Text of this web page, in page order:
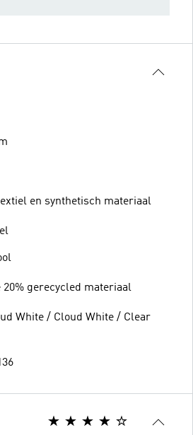
en synthetisch materiaal
20% gerecycled materiaal
White / Cloud White / Clear